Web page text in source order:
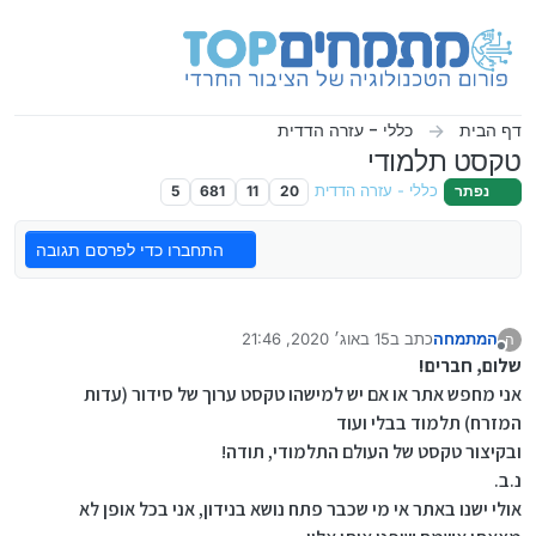
דף הבית כללי - עזרה הדדית
טקסט תלמודי
נפתר כללי - עזרה הדדית 20
11
681
5
התחברו כדי לפרסם תגובה
ה
מנותק
המתמחהכתב ב15 באוג׳ 2020, 21:46
נערך לאחרונה על ידי
שלום, חברים!
אני מחפש אתר או אם יש למישהו טקסט ערוך של סידור (עדות
המזרח) תלמוד בבלי ועוד
ובקיצור טקסט של העולם התלמודי, תודה!
נ.ב.
אולי ישנו באתר אי מי שכבר פתח נושא בנידון, אני בכל אופן לא